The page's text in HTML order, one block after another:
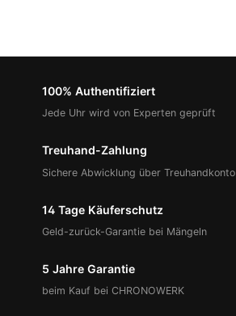
100% Authentifiziert
Jede Uhr wird von Experten geprüft
Treuhand-Zahlung
Sichere Abwicklung über Treuhandkonto
14 Tage Käuferschutz
Geld-zurück-Garantie bei Mängeln
5 Jahre Garantie
beim Kauf bei CHRONOWERK